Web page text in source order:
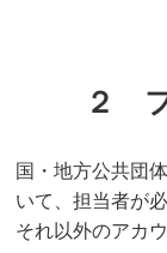
２
国・地方公共団
いて、担当者が
それ以外のアカ